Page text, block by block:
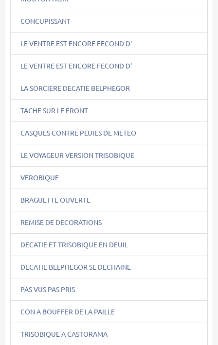
CONCUPISSANT
LE VENTRE EST ENCORE FECOND D'
LE VENTRE EST ENCORE FECOND D'
LA SORCIERE DECATIE BELPHEGOR
TACHE SUR LE FRONT
CASQUES CONTRE PLUIES DE METEO
LE VOYAGEUR VERSION TRISOBIQUE
VEROBIQUE
BRAGUETTE OUVERTE
REMISE DE DECORATIONS
DECATIE ET TRISOBIQUE EN DEUIL
DECATIE BELPHEGOR SE DECHAINE
PAS VUS PAS PRIS
CON A BOUFFER DE LA PAILLE
TRISOBIQUE A CASTORAMA